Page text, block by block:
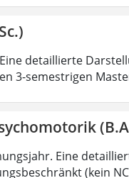
detaillierte
3-semestrigen
Eine
(kein